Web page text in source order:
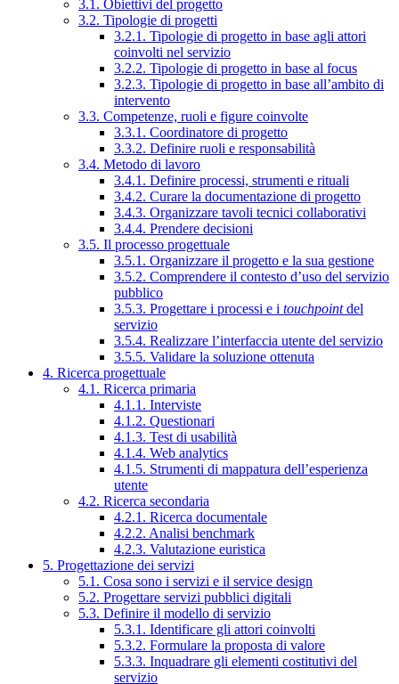
3.1. Obiettivi del progetto
3.2. Tipologie di progetti
3.2.1. Tipologie di progetto in base agli attori
coinvolti nel servizio
3.2.2. Tipologie di progetto in base al focus
3.2.3. Tipologie di progetto in base all’ambito di
intervento
3.3. Competenze, ruoli e figure coinvolte
3.3.1. Coordinatore di progetto
3.3.2. Definire ruoli e responsabilità
3.4. Metodo di lavoro
3.4.1. Definire processi, strumenti e rituali
3.4.2. Curare la documentazione di progetto
3.4.3. Organizzare tavoli tecnici collaborativi
3.4.4. Prendere decisioni
3.5. Il processo progettuale
3.5.1. Organizzare il progetto e la sua gestione
3.5.2. Comprendere il contesto d’uso del servizio
pubblico
3.5.3. Progettare i processi e i touchpointdel
servizio
3.5.4. Realizzare l’interfaccia utente del servizio
3.5.5. Validare la soluzione ottenuta
4. Ricerca progettuale
4.1. Ricerca primaria
4.1.1. Interviste
4.1.2. Questionari
4.1.3. Test di usabilità
4.1.4. Web analytics
4.1.5. Strumenti di mappatura dell’esperienza
utente
4.2. Ricerca secondaria
4.2.1. Ricerca documentale
4.2.2. Analisi benchmark
4.2.3. Valutazione euristica
5. Progettazione dei servizi
5.1. Cosa sono i servizi e il service design
5.2. Progettare servizi pubblici digitali
5.3. Definire il modello di servizio
5.3.1. Identificare gli attori coinvolti
5.3.2. Formulare la proposta di valore
5.3.3. Inquadrare gli elementi costitutivi del
servizio